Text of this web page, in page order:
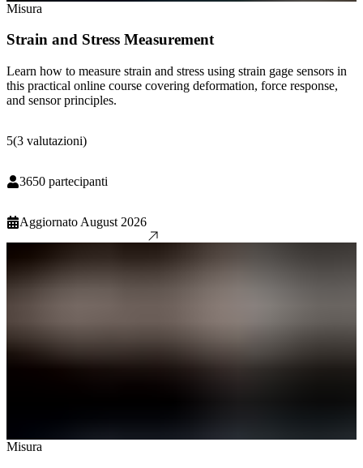
Misura
Strain and Stress Measurement
Learn how to measure strain and stress using strain gage sensors in
this practical online course covering deformation, force response,
and sensor principles.
5(3 valutazioni)
3650 partecipanti
Aggiornato August 2026
Misura